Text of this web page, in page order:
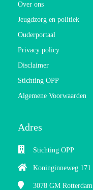
Over ons
Jeugdzorg en politiek
Ouderportaal
Privacy policy
Disclaimer
Stichting OPP
Algemene Voorwaarden
Adres
Stichting OPP
Koninginneweg 171
3078 GM Rotterdam